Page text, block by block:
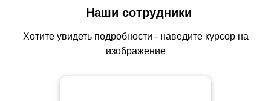
Наши сотрудники
Хотите увидеть подробности - наведите курсор на
изображение